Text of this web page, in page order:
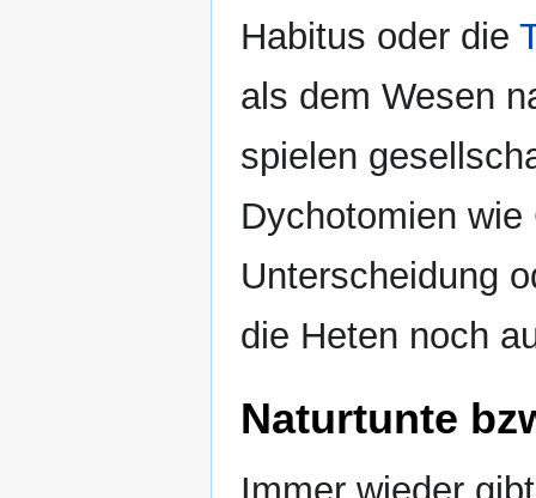
Habitus oder die
als dem Wesen
spielen
Dychotomien
Unterscheidung
die Heten noch
Naturtunte